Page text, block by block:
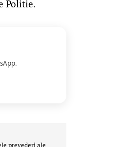
Politie.
prevederi ale